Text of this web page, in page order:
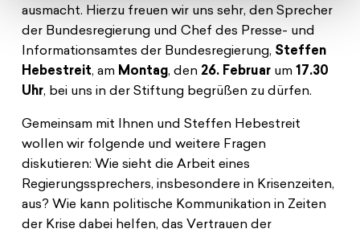
ausmacht. Hierzu freuen wir uns sehr, den Sprecher
der Bundesregierung und Chef des Presse- und
Informationsamtes der Bundesregierung, Steffen
Hebestreit, am Montag, den 26. Februarum 17.30
Uhr, bei uns in der Stiftung begrüßen zu dürfen.
Gemeinsam mit Ihnen und Steffen Hebestreit
wollen wir folgende und weitere Fragen
diskutieren: Wie sieht die Arbeit eines
Regierungssprechers, insbesondere in Krisenzeiten,
aus? Wie kann politische Kommunikation in Zeiten
der Krise dabei helfen, das Vertrauen der